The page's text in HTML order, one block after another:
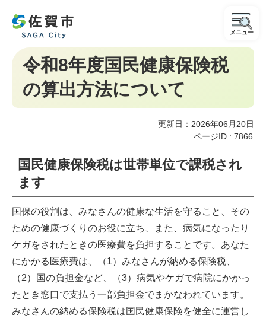
メニュー
令和8年度国民健康保険税
の算出方法について
更新日：2026年06月20日
ページID : 7866
国民健康保険税は世帯単位で課税され
ます
国保の役割は、みなさんの健康な生活を守ること、その
ための健康づくりのお役に立ち、また、病気になったり
ケガをされたときの医療費を負担することです。あなた
にかかる医療費は、（1）みなさんが納める保険税、
（2）国の負担金など、（3）病気やケガで病院にかかっ
たとき窓口で支払う一部負担金でまかなわれています。
みなさんの納める保険税は国民健康保険を健全に運営し